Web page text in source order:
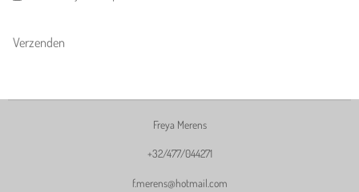
Verzenden
Freya Merens
+32/477/044271
f.merens@hotmail.com